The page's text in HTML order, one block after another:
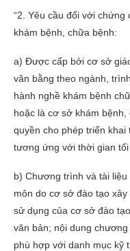
“2. Yêu cầu đối với
khám bệnh, chữa bệnh:
a) Được cấp bởi cơ sở
văn bằng theo ngành,
hành nghề khám bệnh
hoặc là cơ sở khám
quyền cho phép triển
tương ứng với thời gian
b) Chương trình và tài
môn do cơ sở đào tạo
sử dụng của cơ sở đào
văn bản; nội dung
phù hợp với danh mục kỹ